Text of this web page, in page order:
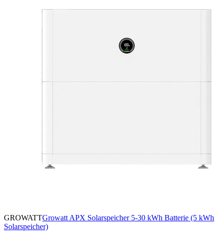
GROWATTGrowatt APX Solarspeicher 5-30 kWh Batterie (5 kWh
Solarspeicher)